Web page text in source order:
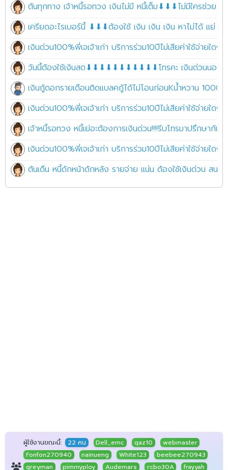
ตันทุกทาง เจ้าหนี้รอทวง เงินไม่มี หนี้เต็ม⬇⬇⬇ไม่มีใครช่วย ต้
เครียดอะไรเบอร์นี้ ⬇⬇⬇ต้องใช้ เงิน เงิน เงิน หาไม่ได้ แย่ เ
เงินด่วน100%พี่เจเจ้าเก่า บริการร่วม10ปีไม่เสียค่าใช้จ่ายใดๆ
วันนี้ต้องใช้เงินสด⬇⬇⬇⬇⬇⬇⬇⬇⬇⬇⬇โทรคะ เงินด่วนนอกร
เงินกู้ดอกรายเดือนติดแบลคกู้ได้ไม่โอนก่อนKน้ำหวาน
เงินด่วน100%พี่เจเจ้าเก่า บริการร่วม10ปีไม่เสียค่าใช้จ่ายใดๆ
เจ้าหนี้รอทวง หนี้เย่อะต้องการเงินด่วน!!!!รีบโทรมาปรึกษากันน
เงินด่วน100%พี่เจเจ้าเก่า บริการร่วม10ปีไม่เสียค่าใช้จ่ายใดๆ
ต้นเดืน หนี้ดักหน้าดักหลัง รายจ่าย แน่น ต้องใช้เงินด่วน สนใจ
ผู้ใช้งานขณะนี้: 22 คน Dell_emc qaz10
webmaster
Fonfon270940
nainueng White123
beebee270943
greyman
pimmyploy Audemars rcbo30A frayyah